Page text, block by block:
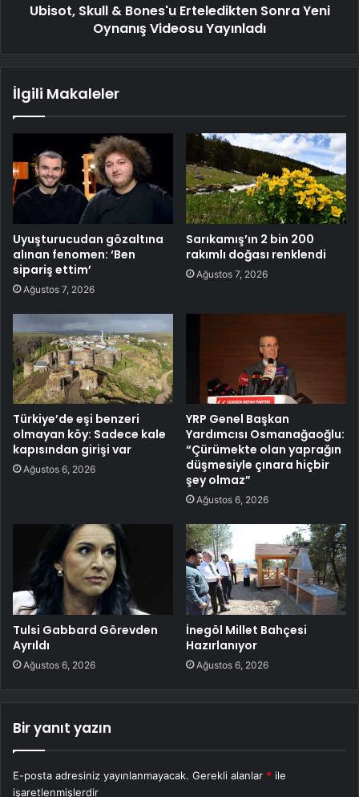
Ubisot, Skull & Bones'u Erteledikten Sonra Yeni
Oynanış Videosu Yayınladı
İlgili Makaleler
Uyuşturucudan gözaltına
alınan fenomen: ‘Ben
sipariş ettim’
Ağustos 7, 2026
Sarıkamış’ın 2 bin 200
rakımlı doğası renklendi
Ağustos 7, 2026
Türkiye’de eşi benzeri
olmayan köy: Sadece kale
kapısından girişi var
Ağustos 6, 2026
YRP Genel Başkan
Yardımcısı Osmanağaoğlu:
“Çürümekte olan yaprağın
düşmesiyle çınara hiçbir
şey olmaz”
Ağustos 6, 2026
Tulsi Gabbard Görevden
Ayrıldı
Ağustos 6, 2026
İnegöl Millet Bahçesi
Hazırlanıyor
Ağustos 6, 2026
Bir yanıt yazın
E-posta adresiniz yayınlanmayacak. Gerekli alanlar * ile
işaretlenmişlerdir